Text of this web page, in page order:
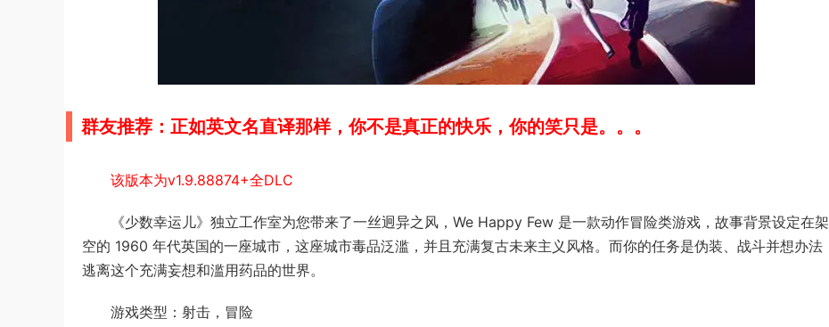
群友推荐：正如英文名直译那样，你不是真正的快乐，你的笑只是。。。
该版本为v1.9.88874+全DLC
《少数幸运儿》独立工作室为您带来了一丝迥异之风，We Happy Few 是一款动作冒险类游戏，故事背景设定在架
空的 1960 年代英国的一座城市，这座城市毒品泛滥，并且充满复古未来主义风格。而你的任务是伪装、战斗并想办法
逃离这个充满妄想和滥用药品的世界。
游戏类型：射击，冒险